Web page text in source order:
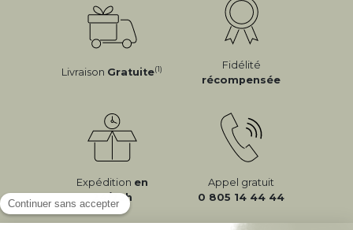
Livraison Gratuite(1)
Fidélité
récompensée
Expédition en
24/72h
Appel gratuit
0 805 14 44 44